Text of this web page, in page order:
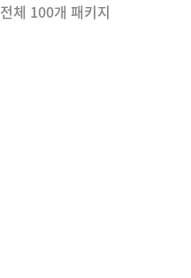
전체 100개 패키지